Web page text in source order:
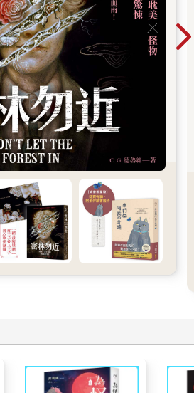
砲艇機前來救援，但克勞德沒有令人
，他背後可以聽到細碎的人聲。我想
電報往返於西貢與華盛頓，讓電傳打
不歇息地工作，打敗仗的恐懼氣息太
。在一片火爆氣氛中，克勞德仍能保
了，即使置身於熱帶的悶熱氣候也鮮
潛伏欺近，但在我們的國家絕不可能
有獨特的美國人本色，是肌肉結實的
壯碩的二頭肌。儘管我們這種學者型
矮小，克勞德卻有一米八八，視力絕
農跨坐在背上，做兩百個伏地挺身來
書，每次到訪別墅，腋下也總會夾著
帶的是理查．賀德的《亞洲共產主義
。
一瓶傑克丹尼威士忌──讓我選的話，
不過我還是仔細閱讀封面上密密麻麻
的推薦與簡介可能是從某個迷妹俱樂
除此之外還有兩位國防部長、一位曾
大的副標「了解進而打敗馬克思主義
他們興奮的原因。聽克勞德說每個人
都已經被敵軍十八個師給包圍了呢。
用手搓著威士忌酒杯，一面說他頂多